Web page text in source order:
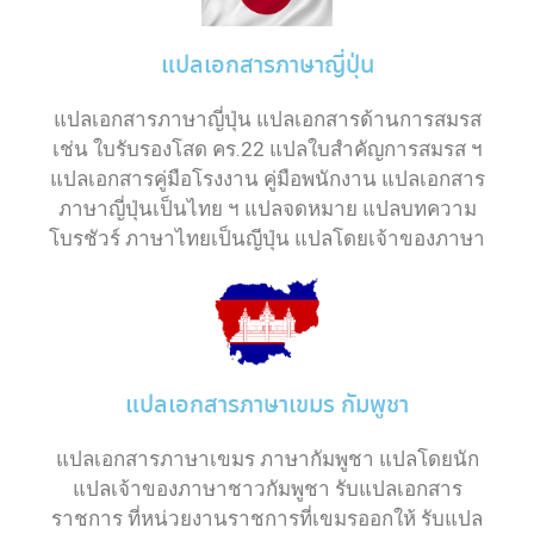
แปลเอกสารภาษาญี่ปุ่น
แปลเอกสารภาษาญี่ปุ่น แปลเอกสารด้านการสมรส
เช่น ใบรับรองโสด คร.22 แปลใบสำคัญการสมรส ฯ
แปลเอกสารคู่มือโรงงาน คู่มือพนักงาน แปลเอกสาร
ภาษาญี่ปุ่นเป็นไทย ฯ แปลจดหมาย แปลบทความ
โบรชัวร์ ภาษาไทยเป็นญีปุ่น แปลโดยเจ้าของภาษา
แปลเอกสารภาษาเขมร กัมพูชา
แปลเอกสารภาษาเขมร ภาษากัมพูชา แปลโดยนัก
แปลเจ้าของภาษาชาวกัมพูชา รับแปลเอกสาร
ราชการ ที่หน่วยงานราชการที่เขมรออกให้ รับแปล